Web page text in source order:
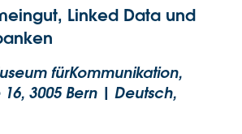
Linked Data und
fürKommunikation,
3005 Bern | Deutsch,